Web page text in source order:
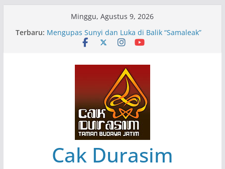
Minggu, Agustus 9, 2026
Terbaru: Pameran Lukisan Komunitas Patria Seni Rupa
Kota Blitar : Ketika “Bergerak” Menjadi Mantra
Perlawanan
Menjaga Marwah Seni dan Budaya: Catatan
Kunjungan Kerja Ir. Bambang Haryo Soekartono
(BHS) Anggota DPR RI ke Taman Budaya Jawa
Pameran Tunggal 35 Karya Agus Koecink
“Tumbang Tambang”, Ungkapan Kritis Tentang
Derita Pekerja Pertambangan
Cak Durasim